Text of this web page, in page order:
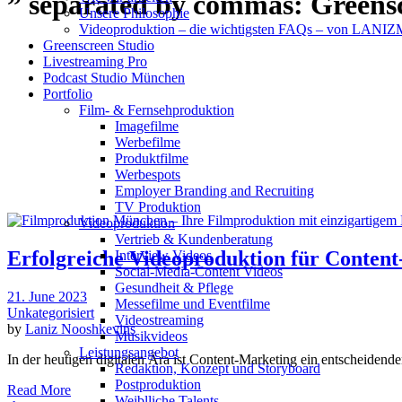
Unsere Philosophie
Videoproduktion – die wichtigsten FAQs – von
Greenscreen Studio
Livestreaming Pro
Podcast Studio München
Portfolio
Film- & Fernsehproduktion
Imagefilme
Werbefilme
Produktfilme
Werbespots
Employer Branding and Recruiting
TV Produktion
Videoproduktion
Vertrieb & Kundenberatung
Interview Videos
Social-Media-Content Videos
Gesundheit & Pflege
Mes­se­filme und Eventfilme
Video­strea­ming
Musikvideos
Leis­tungs­an­ge­bot
Redak­ti­on, Kon­zept und Storyboard
Post­pro­duk­ti­on
Erfolgreiche Videoproduktion für
21. June 2023
Unkategorisiert
by Laniz Nooshkevins
In der heutigen digitalen Ära ist Content-Marketing ein
Read More